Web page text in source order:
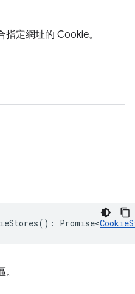
定網址的 Cookie。
() : Promise<